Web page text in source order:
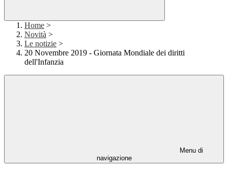
Home >
Novità >
Le notizie >
20 Novembre 2019 - Giornata Mondiale dei diritti
dell'Infanzia
Menu di
navigazione